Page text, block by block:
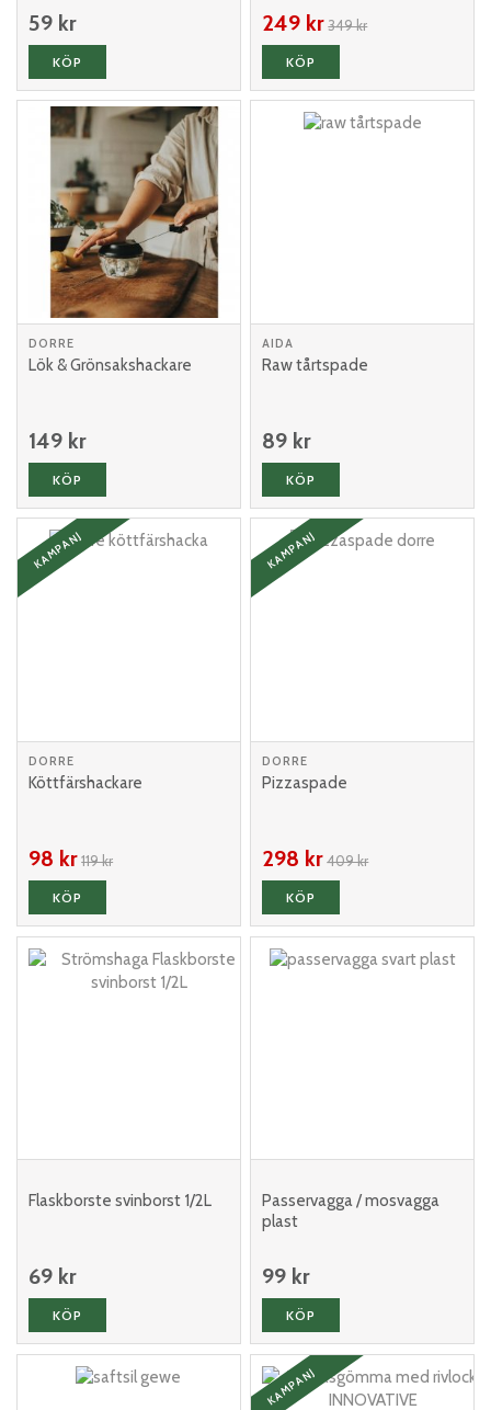
59 kr
KÖP
249 kr 349 kr
KÖP
DORRE
Lök & Grönsakshackare
149 kr
KÖP
AIDA
Raw tårtspade
89 kr
KÖP
DORRE
Köttfärshackare
KAMPANJ
98 kr119 kr
KÖP
DORRE
Pizzaspade
KAMPANJ
298 kr 409 kr
KÖP
Flaskborste svinborst 1/2L
69 kr
KÖP
Passervagga / mosvagga
plast
99 kr
KÖP
KAMPANJ